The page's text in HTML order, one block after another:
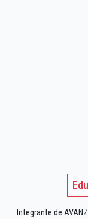
Integrante de